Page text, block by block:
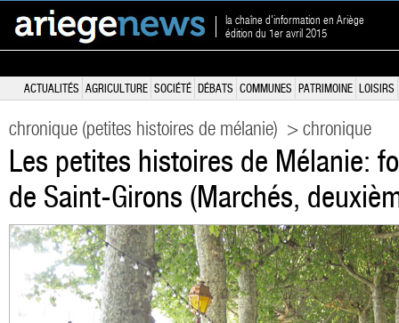
la chaîne d'information en Ariège
édition du 1er avril 2015
ACTUALITÉS AGRICULTURE SOCIÉTÉ DÉBATS COMMUNES PATRIMOINE LOISIRS
chronique (petites histoires de mélanie) > chronique
Les petites histoires de Mélanie:
de Saint-Girons (Marchés,